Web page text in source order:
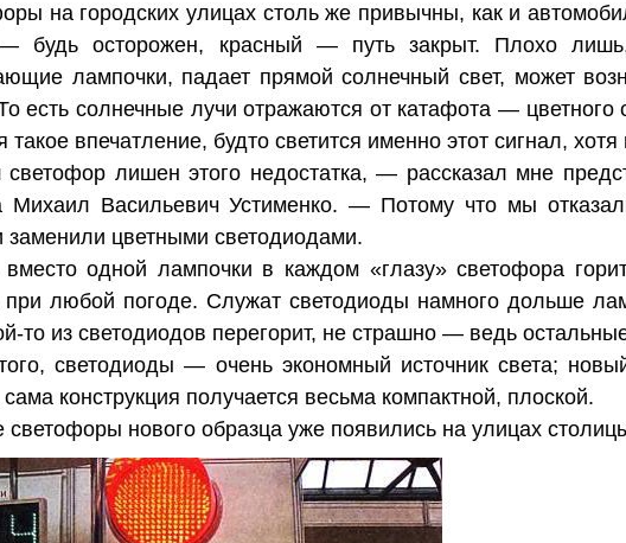
на городских улицах столь же привычны, как и
будь осторожен, красный — путь закрыт. Плохо
лампочки, падает прямой солнечный свет, может
есть солнечные лучи отражаются от катафота —
такое впечатление, будто светится именно этот сигнал,
лишен этого недостатка, — рассказал мне
Михаил Васильевич Устименко. — Потому что мы
заменили цветными светодиодами.
вместо одной лампочки в каждом «глазу» светофора
любой погоде. Служат светодиоды намного дольше
то из светодиодов перегорит, не страшно — ведь
светодиоды — очень экономный источник света;
конструкция получается весьма компактной, плоской.
нового образца уже появились на улицах